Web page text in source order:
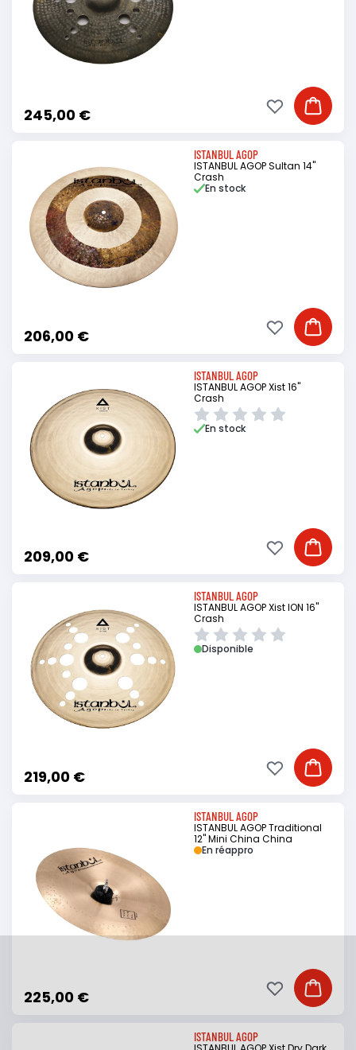
245,00 € Ajouter
Ajouter à ma
ISTANBUL AGOP
ISTANBUL AGOP Sultan 14"
Crash
206,00 €
En stock
Ajouter
Ajouter à ma
ISTANBUL AGOP
ISTANBUL AGOP Xist 16"
Crash
209,00 €
En stock
Ajouter
Ajouter à ma
ISTANBUL AGOP
ISTANBUL AGOP Xist ION 16"
Crash
219,00 €
Disponible
Ajouter
Ajouter à ma
ISTANBUL AGOP
ISTANBUL AGOP Traditional
12" Mini China China
225,00 €
En réappro
Ajouter
Ajouter à ma
ISTANBUL AGOP